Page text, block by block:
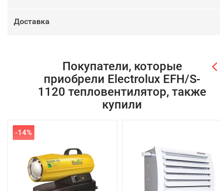
Доставка
Покупатели, которые
приобрели Electrolux EFH/S-
1120 тепловентилятор, также
купили
-14%